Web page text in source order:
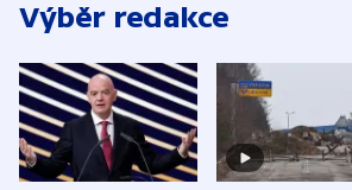
Výběr redakce